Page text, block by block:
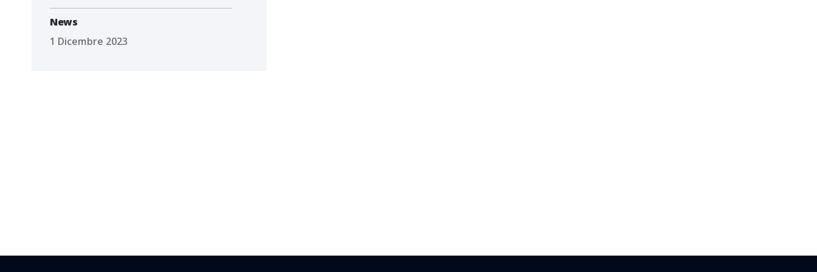
News
1 Dicembre 2023